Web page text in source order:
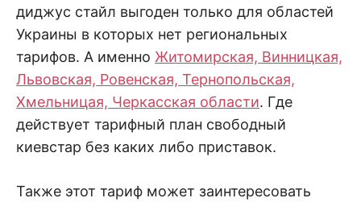
диджус стайл выгоден только для областей
Украины в которых нет региональных
тарифов. А именно Житомирская, Винницкая,
Львовская, Ровенская, Тернопольская,
Хмельницая, Черкасская области. Где
действует тарифный план свободный
киевстар без каких либо приставок.
Также этот тариф может заинтересовать